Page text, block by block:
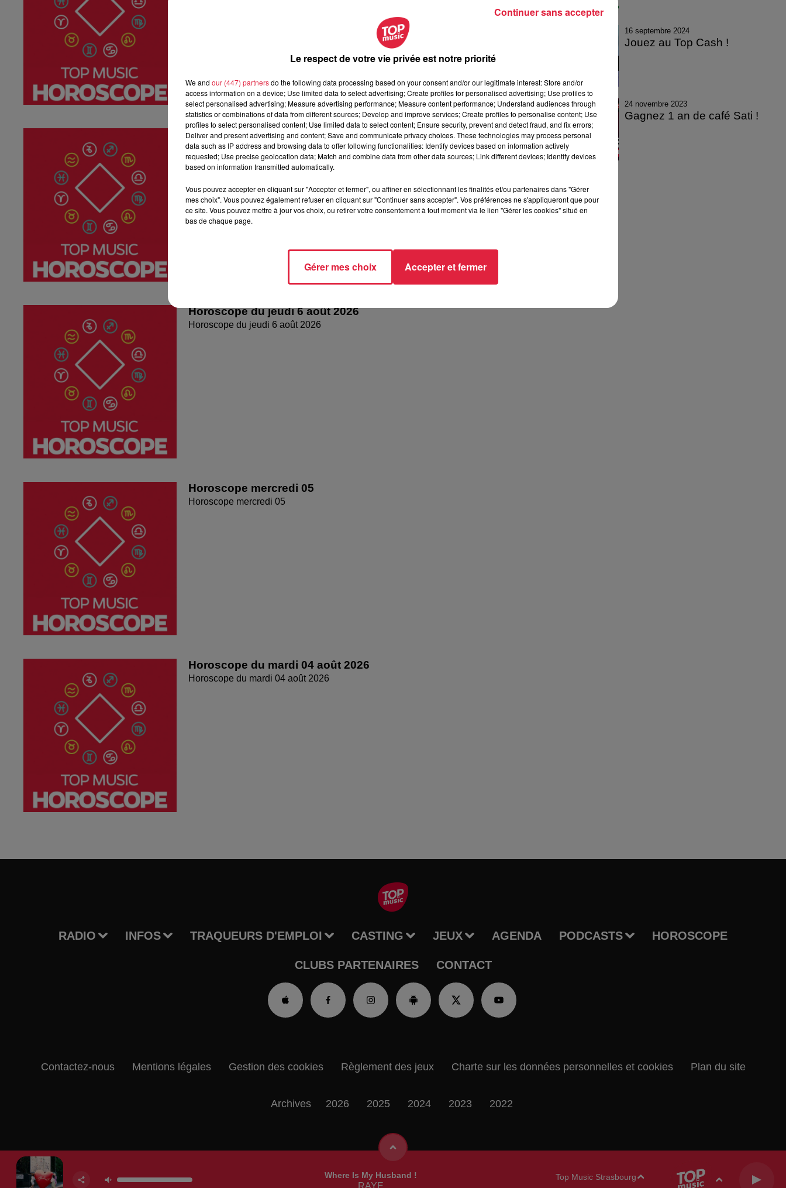
Horoscope du vendredi 07 août 2026
Horoscope du vendredi 07 août 2026
Horoscope du jeudi 6 août 2026
Horoscope du jeudi 6 août 2026
Horoscope mercredi 05
Horoscope mercredi 05
Horoscope du mardi 04 août 2026
Horoscope du mardi 04 août 2026
16 septembre 2024
Jouez au Top Cash !
24 novembre 2023
Gagnez 1 an de café Sati !
RADIO INFOS TRAQUEURS D'EMPLOI CASTING JEUX AGENDA PODCASTS HOROSCOPE
CLUBS PARTENAIRES CONTACT
Where Is My Husband !
RAYE
Top Music Strasbourg
Contactez-nous Mentions légales Gestion des cookies Règlement des jeux Charte sur les données personnelles et cookies Plan du site
Archives 2026 2025 2024 2023 2022
Le respect de votre vie privée est notre priorité
We and our (447) partnersdo the following data processing based on your consent and/or our legitimate interest: Store and/or
access information on a device; Use limited data to select advertising; Create profiles for personalised advertising; Use profiles to
select personalised advertising; Measure advertising performance; Measure content performance; Understand audiences through
statistics or combinations of data from different sources; Develop and improve services; Create profiles to personalise content; Use
profiles to select personalised content; Use limited data to select content; Ensure security, prevent and detect fraud, and fix errors;
Deliver and present advertising and content; Save and communicate privacy choices. These technologies may process personal
data such as IP address and browsing data to offer following functionalities: Identify devices based on information actively
requested; Use precise geolocation data; Match and combine data from other data sources; Link different devices; Identify devices
based on information transmitted automatically.
Vous pouvez accepter en cliquant sur "Accepter et fermer", ou affiner en sélectionnant les finalités et/ou partenaires dans "Gérer
mes choix". Vous pouvez également refuser en cliquant sur "Continuer sans accepter". Vos préférences ne s'appliqueront que pour
ce site. Vous pouvez mettre à jour vos choix, ou retirer votre consentement à tout moment via le lien "Gérer les cookies" situé en
bas de chaque page.
Gérer mes choix Accepter et fermer
Continuer sans accepter